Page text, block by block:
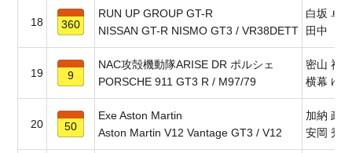
18 360
RUN UP GROUP GT-R
NISSAN GT-R NISMO GT3 / VR38DETT
白坂 卓
田中 篤
19 9
NAC攻殻機動隊ARISE DR ポルシェ
PORSCHE 911 GT3 R / M97/79
密山 祥
横幕 ゆ
20 50
Exe Aston Martin
Aston Martin V12 Vantage GT3 / V12
加納 政
安岡 秀